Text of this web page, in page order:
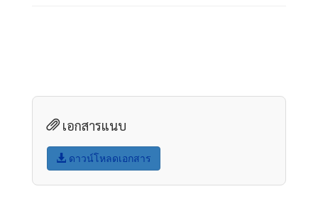
เอกสารแนบ
ดาวน์โหลดเอกสาร